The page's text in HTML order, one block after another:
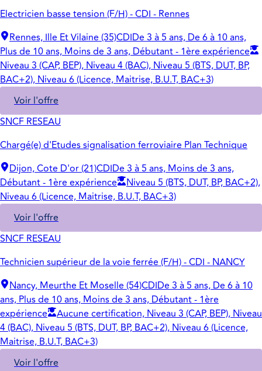
Electricien basse tension (F/H) - CDI - Rennes
Rennes, Ille Et Vilaine (35)CDIDe 3 à 5 ans, De 6 à 10 ans,
Plus de 10 ans, Moins de 3 ans, Débutant - 1ère expérience
Niveau 3 (CAP, BEP), Niveau 4 (BAC), Niveau 5 (BTS, DUT, BP,
BAC+2), Niveau 6 (Licence, Maitrise, B.U.T, BAC+3)
Voir l'offre
SNCF RESEAU
Chargé(e) d'Etudes signalisation ferroviaire Plan Technique
Dijon, Cote D'or (21)CDIDe 3 à 5 ans, Moins de 3 ans,
Débutant - 1ère expérience
Niveau 5 (BTS, DUT, BP, BAC+2),
Niveau 6 (Licence, Maitrise, B.U.T, BAC+3)
Voir l'offre
SNCF RESEAU
Technicien supérieur de la voie ferrée (F/H) - CDI - NANCY
Nancy, Meurthe Et Moselle (54)CDIDe 3 à 5 ans, De 6 à 10
ans, Plus de 10 ans, Moins de 3 ans, Débutant - 1ère
expérience
Aucune certification, Niveau 3 (CAP, BEP), Niveau
4 (BAC), Niveau 5 (BTS, DUT, BP, BAC+2), Niveau 6 (Licence,
Maitrise, B.U.T, BAC+3)
Voir l'offre